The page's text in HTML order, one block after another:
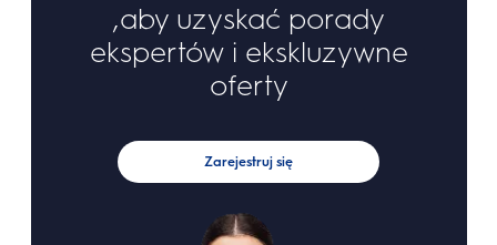
,aby uzyskać porady
ekspertów i ekskluzywne
oferty
Zarejestruj się